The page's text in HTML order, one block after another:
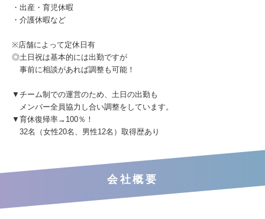
・出産・育児休暇
・介護休暇など
※店舗によって定休日有
◎土日祝は基本的には出勤ですが
事前に相談があれば調整も可能！
▼チーム制での運営のため、土日の出勤も
メンバー全員協力し合い調整をしています。
▼育休復帰率→100％！
32名（女性20名、男性12名）取得歴あり
会社概要